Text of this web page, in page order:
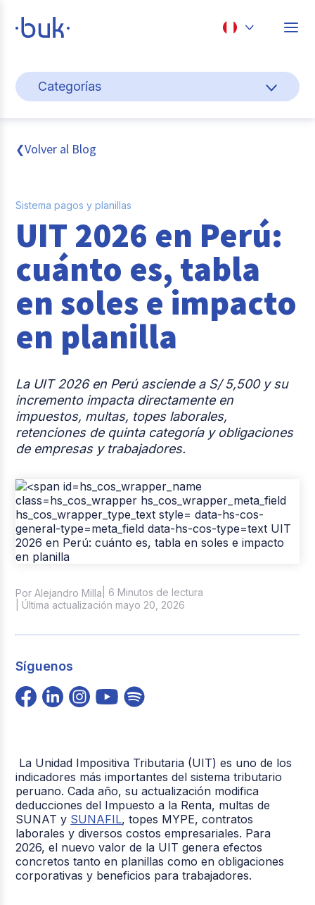
Perú
Categorías
Gestión de personas
Cultura y bienestar laboral
Sistema pagos y planillas
Entrevistas
Buk
Reclutamiento y selección de personal
Casos de éxito
Columna del Experto
Pago de nómina
Reclutamiento y Selección
❮Volver al Blog
Sistema pagos y planillas
UIT 2026 en Perú:
cuánto es, tabla
en soles e impacto
en planilla
La UIT 2026 en Perú asciende a S/ 5,500 y su
incremento impacta directamente en
impuestos, multas, topes laborales,
retenciones de quinta categoría y obligaciones
de empresas y trabajadores.
Por Alejandro Milla | 6 Minutos de lectura
| Última actualización mayo 20, 2026
Síguenos
La Unidad Impositiva Tributaria (UIT) es uno de los
indicadores más importantes del sistema tributario
peruano. Cada año, su actualización modifica
deducciones del Impuesto a la Renta, multas de
SUNAT y SUNAFIL, topes MYPE, contratos
laborales y diversos costos empresariales. Para
2026, el nuevo valor de la UIT genera efectos
concretos tanto en planillas como en obligaciones
corporativas y beneficios para trabajadores.